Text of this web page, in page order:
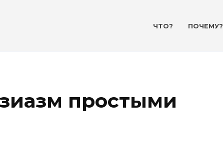
ЧТО? ПОЧЕМУ?
простыми